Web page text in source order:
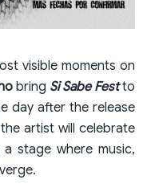
visible moments on
bring Si Sabe Festto
day after the release
artist will celebrate
stage where music,